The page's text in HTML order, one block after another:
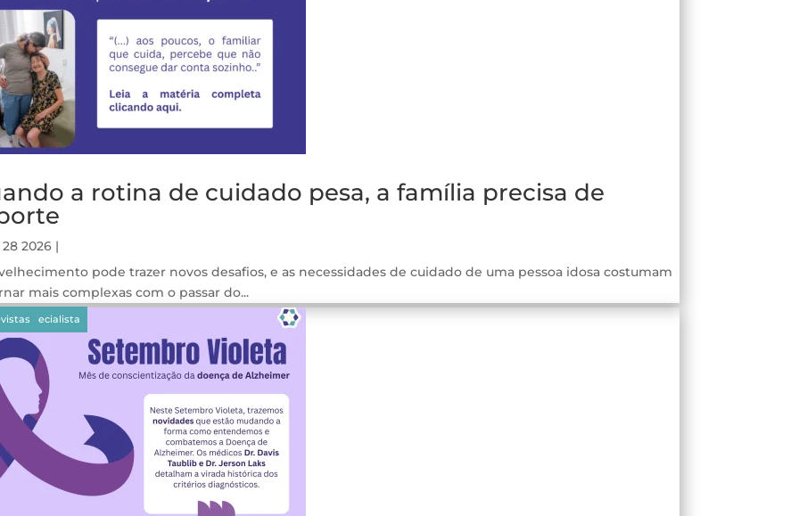
a rotina de cuidado pesa, a família precisa de
2026 |
pode trazer novos desafios, e as necessidades de cuidado de uma pessoa idosa costumam
mais complexas com o passar do...
do Especialista